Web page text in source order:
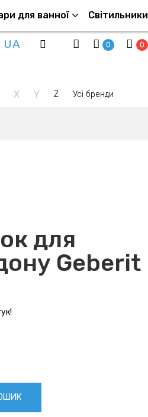
UA 0 0
для ванної Світильники
X Y Z Усі бренди
для
Geberit